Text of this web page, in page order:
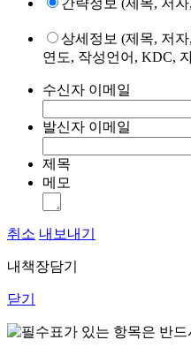
상세정보 (제목, 저
연도, 작성언어, KDC,
수신자 이메일
발신자 이메일
제목
메모
취소 내보내기
내책장담기
닫기
표가 있는 항목은 반